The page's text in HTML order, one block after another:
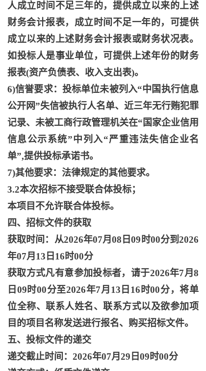
人成立时间不足三年的，提供成立以来的上述
财务会计报表，成立时间不足一年的，可提供
成立以来的上述财务会计报表或财务状况表。
如投标人是事业单位，可提供上述年份的财务
报表(资产负债表、收入支出表)。
6)信誉要求：投标单位未被列入“中国执行信息
公开网”失信被执行人名单、近三年无行贿犯罪
记录、未被工商行政管理机关在“国家企业信用
信息公示系统”中列入“严重违法失信企业名
单”,提供投标承诺书。
7)其他要求：法律规定的其他要求。
3.2本次招标不接受联合体投标；
本项目不允许联合体投标。
四、招标文件的获取
获取时间：从2026年07月08日09时00分到2026
年07月13日16时00分
获取方式凡有意参加投标者，请于2026年7月8
日09时00分至2026年7月13日16时00分，将单
位全称、联系人姓名、联系方式以及欲参加项
目的项目名称发送进行报名、购买招标文件。
五、投标文件的递交
递交截止时间： 2026年07月29日09时00分